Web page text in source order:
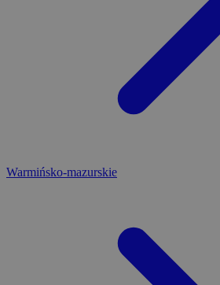
Warmińsko-mazurskie